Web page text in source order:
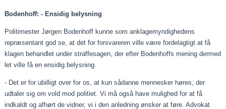
Bodenhoff: - Ensidig belysning
Politimester Jørgen Bodenhoff kunne som anklagemyndighedens
repræsentant god se, at det for forsvareren ville være fordelagtigt at få
klagen behandlet under straffesagen, der efter Bodenhoffs mening dermed
let ville få en ensidig belysning.
- Det er for ubilligt over for os, at kun sådanne mennesker høres, der
udtaler sig om vold mod politiet. Vi må også have mulighed for at få
indkaldt og afhørt de vidner, vi i den anledning ønsker at føre. Advokat